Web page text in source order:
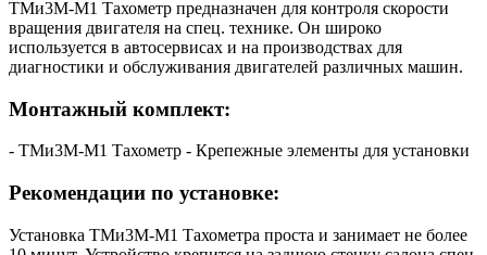
ТМи3М-М1 Тахометр предназначен для контроля скорости
вращения двигателя на спец. технике. Он широко
используется в автосервисах и на производствах для
диагностики и обслуживания двигателей различных машин.
Монтажный комплект:
- ТМи3М-М1 Тахометр - Крепежные элементы для установки
Рекомендации по установке:
Установка ТМи3М-М1 Тахометра проста и занимает не более